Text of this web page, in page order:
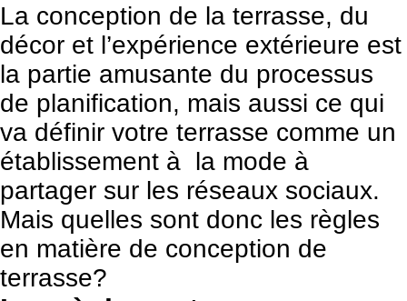
La conception de la terrasse, du
décor et l’expérience extérieure est
la partie amusante du processus
de planification, mais aussi ce qui
va définir votre terrasse comme un
établissement à la mode à
partager sur les réseaux sociaux.
Mais quelles sont donc les règles
en matière de conception de
terrasse?